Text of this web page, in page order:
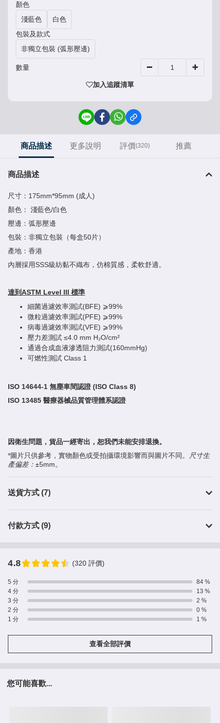
顏色
淺藍色
白色
包裝及款式
非獨立包裝 (弧形壓邊)
數量
加入追蹤清單
商品描述 更多說明 評價(320) 推薦
商品描述
尺寸：175mm*95mm (成人)
顏色： 淺藍色/白色
壓邊：弧形壓邊
包裝：非獨立包裝（每盒50片）
產地：香港
內層採用SSS級紡黏不織布，仿棉質感，柔軟舒適。
達到ASTM Level III 標準
細菌過濾效率測試(BFE) ⩾99%
微粒過濾效率測試(PFE) ⩾99%
病毒過濾效率測試(VFE) ⩾99%
壓力差測試 ≤4.0 mm H₂O/cm²
通過合成血液滲透阻力測試(160mmHg)
可燃性測試 Class 1
ISO 14644-1 無塵車間認證 (ISO Class 8)
ISO 13485 醫療器械品質管理體系認證
因衛生問題，貨品一經寄出，恕我們未能安排退換。
*圖片只供參考，實物顏色或受拍攝環境影響而與圖片不同。
尺寸生
產偏差： ±5mm。
送貨方式 (7)
付款方式 (9)
4.8 (320 評價)
5 分
84 %
4 分
13 %
3 分
2 %
2 分
0 %
1 分
1 %
查看全部評價
您可能喜歡...